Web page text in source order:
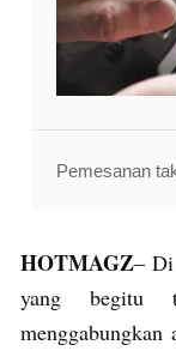
Pemesanan
HOTMAGZ– Di
yang begitu